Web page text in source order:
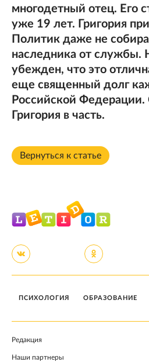
многодетный отец. Его
уже 19 лет. Григория
Политик даже не
наследника от службы.
убежден, что это
еще священный долг
Российской Федерации.
Григория в часть.
Вернуться к статье
ПСИХОЛОГИЯ ОБРАЗОВАНИЕ
Редакция
Наши партнеры